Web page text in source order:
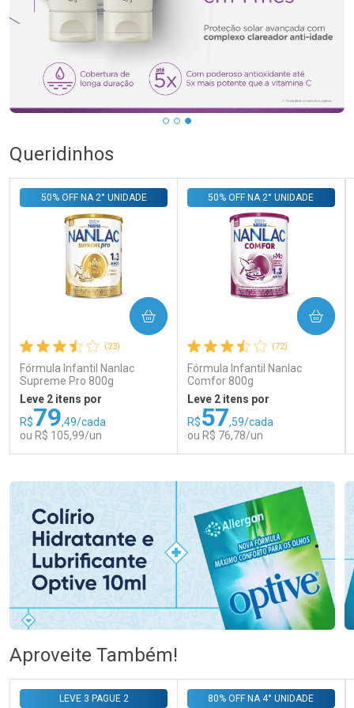
Queridinhos
(23)
Fórmula Infantil Nanlac
Supreme Pro 800g
50% OFF NA 2° UNIDADE
Leve 2 itens por
R$79,49/cada
ou R$ 105,99/un
COMPRAR
Comprar sem Desconto
Por R$ 105,99/cada
Comprar sem Desconto
Por R$ 105,99/cada
(72)
Fórmula Infantil Nanlac
Comfor 800g
50% OFF NA 2° UNIDADE
Leve 2 itens por
R$57,59/cada
ou R$ 76,78/un
COMPRAR
Laboratório
Comprar sem Desconto
Por R$ 76,78/cada
Por Menos
Comprar sem Desconto
Por R$ 76,78/cada
Aproveite Também!
LEVE 3 PAGUE 2 80% OFF NA 4° UNIDADE